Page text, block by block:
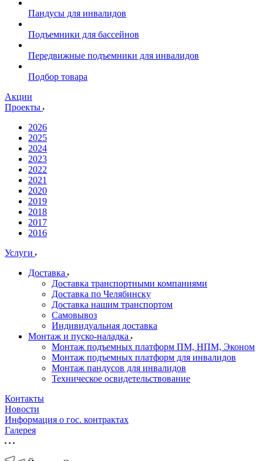
Пандусы для инвалидов
Подъемники для бассейнов
Передвижные подъемники для инвалидов
Подбор товара
Акции
Проекты
2026
2025
2024
2023
2022
2021
2020
2019
2018
2017
2016
Услуги
Доставка
Доставка транспортными компаниями
Доставка по Челябинску
Доставка нашим транспортом
Самовывоз
Индивидуальная доставка
Монтаж и пуско-наладка
Монтаж подъемных платформ ПМ, НПМ, Эконом
Монтаж подъемных платформ для инвалидов
Монтаж пандусов для инвалидов
Техническое освидетельствование
Контакты
Новости
Информация о гос. контрактах
Галерея